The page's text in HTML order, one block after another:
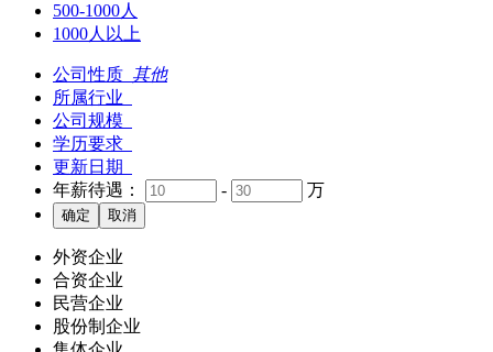
500-1000人
1000人以上
公司性质 其他
所属行业
公司规模
学历要求
更新日期
年薪待遇：
- 万
外资企业
合资企业
民营企业
股份制企业